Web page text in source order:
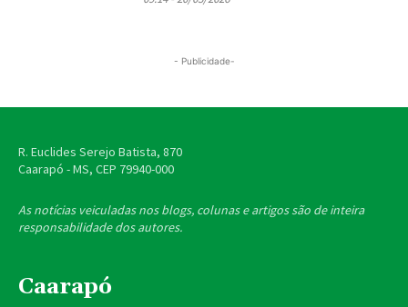
- Publicidade-
R. Euclides Serejo Batista, 870
Caarapó - MS, CEP 79940-000
As notícias veiculadas nos blogs, colunas e artigos são de inteira
responsabilidade dos autores.
Caarapó